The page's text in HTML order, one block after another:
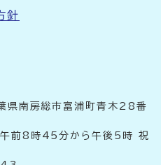
針
南房総市富浦町青木28番
午前8時45分から午後5時 祝